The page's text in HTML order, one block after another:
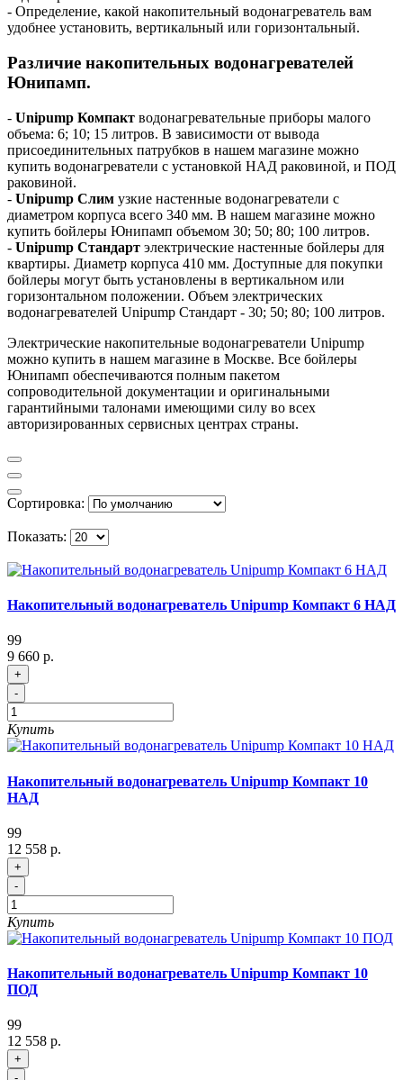
- Определение, какой накопительный водонагреватель вам
удобнее установить, вертикальный или горизонтальный.
Различие накопительных водонагревателей
Юнипамп.
- Unipump Компакт водонагревательные приборы малого
объема: 6; 10; 15 литров. В зависимости от вывода
присоединительных патрубков в нашем магазине можно
купить водонагреватели с установкой НАД раковиной, и ПОД
раковиной.
- Unipump Слим узкие настенные водонагреватели с
диаметром корпуса всего 340 мм. В нашем магазине можно
купить бойлеры Юнипамп объемом 30; 50; 80; 100 литров.
- Unipump Стандарт электрические настенные бойлеры для
квартиры. Диаметр корпуса 410 мм. Доступные для покупки
бойлеры могут быть установлены в вертикальном или
горизонтальном положении. Объем электрических
водонагревателей Unipump Стандарт - 30; 50; 80; 100 литров.
Электрические накопительные водонагреватели Unipump
можно купить в нашем магазине в Москве. Все бойлеры
Юнипамп обеспечиваются полным пакетом
сопроводительной документации и оригинальными
гарантийными талонами имеющими силу во всех
авторизированных сервисных центрах страны.
Сортировка:
Показать:
Накопительный водонагреватель Unipump Компакт 6 НАД
99
9 660 р.
+
-
Купить
Накопительный водонагреватель Unipump Компакт 10
НАД
99
12 558 р.
+
-
Купить
Накопительный водонагреватель Unipump Компакт 10
ПОД
99
12 558 р.
+